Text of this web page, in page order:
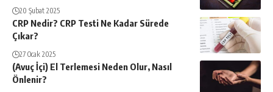
20 Şubat 2025
CRP Nedir? CRP Testi Ne Kadar Sürede
Çıkar?
27 Ocak 2025
(Avuç İçi) El Terlemesi Neden Olur, Nasıl
Önlenir?